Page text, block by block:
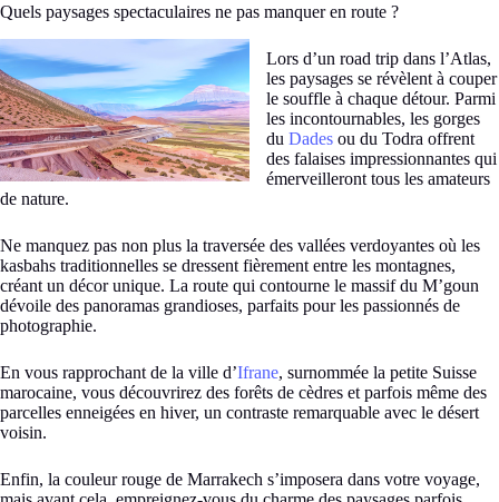
Quels paysages spectaculaires ne pas manquer en route ?
Lors d’un road trip dans l’Atlas,
les paysages se révèlent à couper
le souffle à chaque détour. Parmi
les incontournables, les gorges
du Dades ou du Todra offrent
des falaises impressionnantes qui
émerveilleront tous les amateurs
de nature.
Ne manquez pas non plus la traversée des vallées verdoyantes où les
kasbahs traditionnelles se dressent fièrement entre les montagnes,
créant un décor unique. La route qui contourne le massif du M’goun
dévoile des panoramas grandioses, parfaits pour les passionnés de
photographie.
En vous rapprochant de la ville d’Ifrane, surnommée la petite Suisse
marocaine, vous découvrirez des forêts de cèdres et parfois même des
parcelles enneigées en hiver, un contraste remarquable avec le désert
voisin.
Enfin, la couleur rouge de Marrakech s’imposera dans votre voyage,